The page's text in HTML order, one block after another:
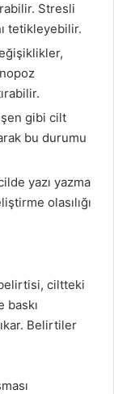
Stresli
tetikleyebilir.
gibi cilt
bu durumu
yazı yazma
olasılığı
belirtisi, ciltteki
baskı
Belirtiler